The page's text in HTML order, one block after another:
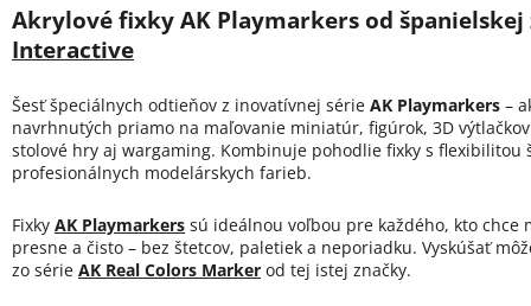
Akrylové fixky AK Playmarkers od
Interactive
Šesť špeciálnych odtieňov z inovatívnej série AK Playmarkers –
navrhnutých priamo na maľovanie miniatúr, figúrok, 3D
stolové hry aj wargaming. Kombinuje pohodlie fixky s flexibilitou
profesionálnych modelárskych farieb.
Fixky AK Playmarkers sú ideálnou voľbou pre každého, kto chce
presne a čisto – bez štetcov, paletiek a neporiadku. Vyskúšať
zo série AK Real Colors Marker od tej istej značky.